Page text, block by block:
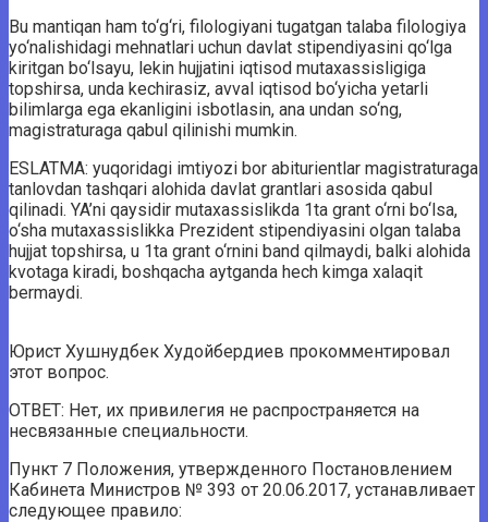
Bu mantiqan ham to‘g‘ri, filologiyani tugatgan talaba filologiya
yo‘nalishidagi mehnatlari uchun davlat stipendiyasini qo‘lga
kiritgan bo‘lsayu, lekin hujjatini iqtisod mutaxassisligiga
topshirsa, unda kechirasiz, avval iqtisod bo‘yicha yetarli
bilimlarga ega ekanligini isbotlasin, ana undan so‘ng,
magistraturaga qabul qilinishi mumkin.
ESLATMA: yuqoridagi imtiyozi bor abiturientlar magistraturaga
tanlovdan tashqari alohida davlat grantlari asosida qabul
qilinadi. YA’ni qaysidir mutaxassislikda 1ta grant o‘rni bo‘lsa,
o‘sha mutaxassislikka Prezident stipendiyasini olgan talaba
hujjat topshirsa, u 1ta grant o‘rnini band qilmaydi, balki alohida
kvotaga kiradi, boshqacha aytganda hech kimga xalaqit
bermaydi.
Юрист Хушнудбек Худойбердиев прокомментировал
этот вопрос.
ОТВЕТ: Нет, их привилегия не распространяется на
несвязанные специальности.
Пункт 7 Положения, утвержденного Постановлением
Кабинета Министров № 393 от 20.06.2017, устанавливает
следующее правило: